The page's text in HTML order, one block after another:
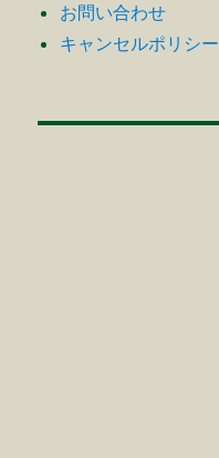
お問い合わせ
キャンセルポリシー